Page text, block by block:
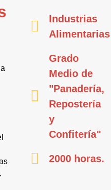
Industrias
Alimentarias
Grado
Medio de
"Panadería,
Repostería
y
Confitería"
2000 horas.